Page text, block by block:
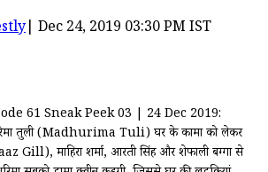
Dec 24, 2019 03:30 PM IST
61 Sneak Peek 03 | 24 Dec 2019:
तुली (Madhurima Tuli) घर के कामों को लेकर
Gill), माहिरा शर्मा, आरती सिंह और शेफाली बग्गा से